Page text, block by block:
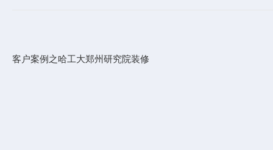
客户案例之哈工大郑州研究院装修